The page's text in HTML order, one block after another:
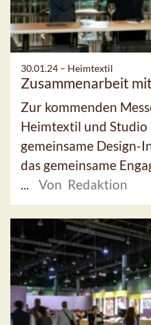
30.01.24 – Heimtextil
Zusammenarbeit
Zur kommenden
Heimtextil und
gemeinsame Design-
das gemeinsame
...
Von Redaktion